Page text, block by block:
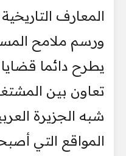
المعارف
ورسم ملامح
يطرح دائما
تعاون بين
شبه الجزيرة
المواقع التي